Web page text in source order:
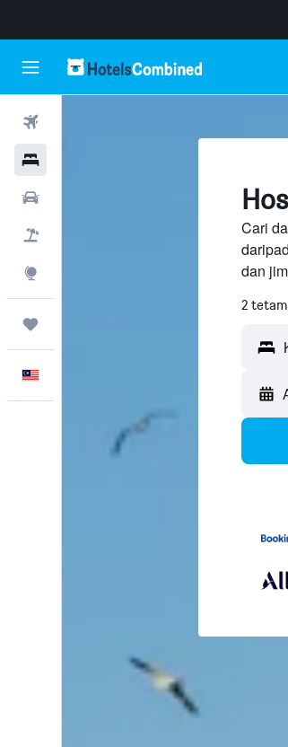
Cari
dan
2